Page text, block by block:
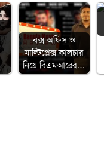
বক্স অফিস ও
মাল্টিপ্লেক্স কালচার
নিয়ে বিএমআরের…